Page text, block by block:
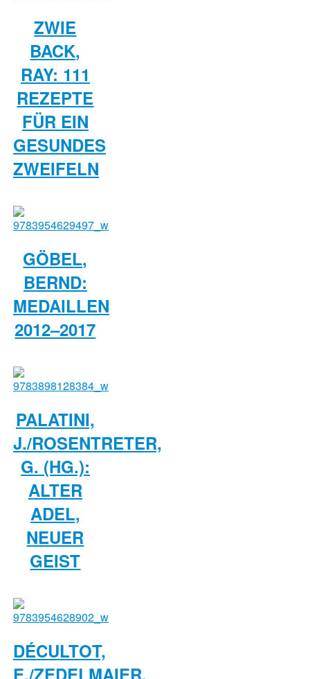
ZWIE
BACK,
RAY: 111
REZEPTE
FÜR EIN
GESUNDES
ZWEIFELN
GÖBEL,
BERND:
MEDAILLEN
2012–2017
PALATINI,
J./ROSENTRETER,
G. (HG.):
ALTER
ADEL,
NEUER
GEIST
DÉCULTOT,
E./ZEDELMAIER,